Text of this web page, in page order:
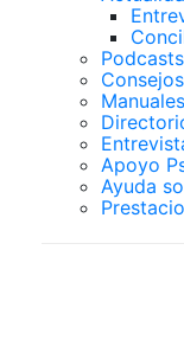
Podcasts
Consejos
Manuales
Apoyo
Ayuda